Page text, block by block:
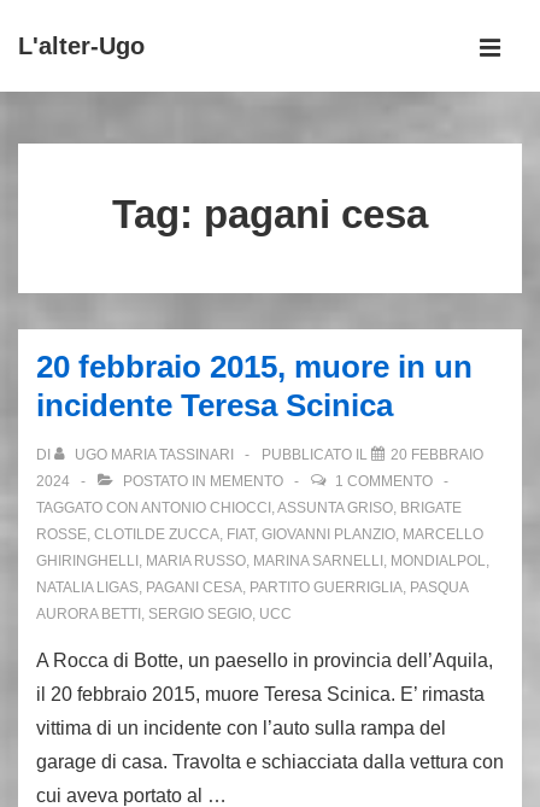
Vai
principale
L'alter-Ugo
principale
Tag: pagani cesa
20 febbraio 2015, muore in un
incidente Teresa Scinica
DI UGO MARIA TASSINARI PUBBLICATO IL
20 FEBBRAIO
2024
POSTATO IN MEMENTO
1 COMMENTO
TAGGATO CON ANTONIO CHIOCCI ,ASSUNTA GRISO, BRIGATE
ROSSE, CLOTILDE ZUCCA, FIAT, GIOVANNI PLANZIO, MARCELLO
GHIRINGHELLI , MARIA RUSSO, MARINA SARNELLI , MONDIALPOL,
NATALIA LIGAS, PAGANI CESA, PARTITO GUERRIGLIA, PASQUA
AURORA BETTI , SERGIO SEGIO, UCC
A Rocca di Botte, un paesello in provincia dell’Aquila,
il 20 febbraio 2015, muore Teresa Scinica. E’ rimasta
vittima di un incidente con l’auto sulla rampa del
garage di casa. Travolta e schiacciata dalla vettura con
cui aveva portato al …